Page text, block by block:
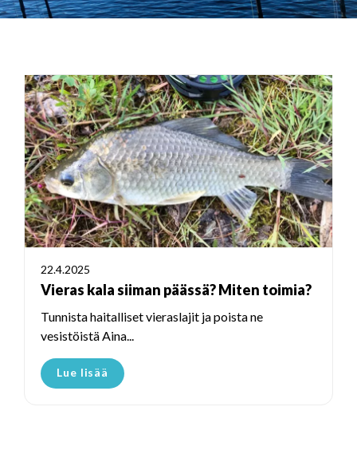
22.4.2025
Vieras kala siiman päässä? Miten toimia?
Tunnista haitalliset vieraslajit ja poista ne
vesistöistä Aina...
Lue lisää